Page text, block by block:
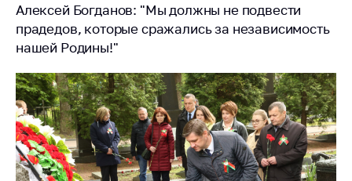
Алексей Богданов: "Мы должны не подвести
прадедов, которые сражались за независимость
нашей Родины!"